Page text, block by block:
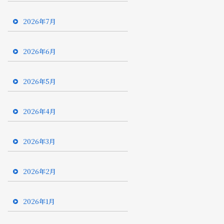
2026年7月
2026年6月
2026年5月
2026年4月
2026年3月
2026年2月
2026年1月